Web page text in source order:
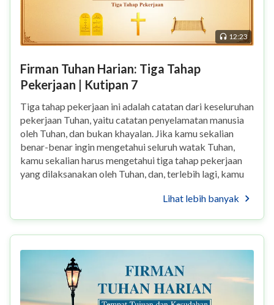
12:23
Firman Tuhan Harian: Tiga Tahap
Pekerjaan | Kutipan 7
Tiga tahap pekerjaan ini adalah catatan dari keseluruhan
pekerjaan Tuhan, yaitu catatan penyelamatan manusia
oleh Tuhan, dan bukan khayalan. Jika kamu sekalian
benar-benar ingin mengetahui seluruh watak Tuhan,
kamu sekalian harus mengetahui tiga tahap pekerjaan
yang dilaksanakan oleh Tuhan, dan, terlebih lagi, kamu
Lihat lebih banyak